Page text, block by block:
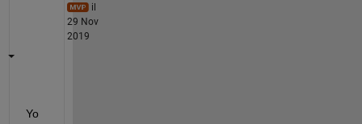
il
29 Nov
2019
Yo